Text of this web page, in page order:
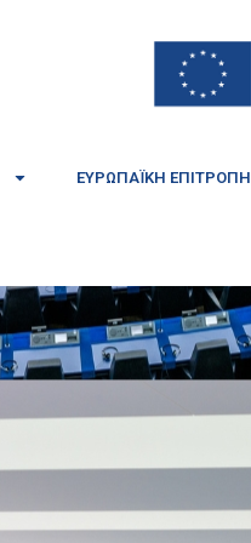
ΕΥΡΩΠΑΪΚΉ ΕΠΙΤΡΟΠΉ